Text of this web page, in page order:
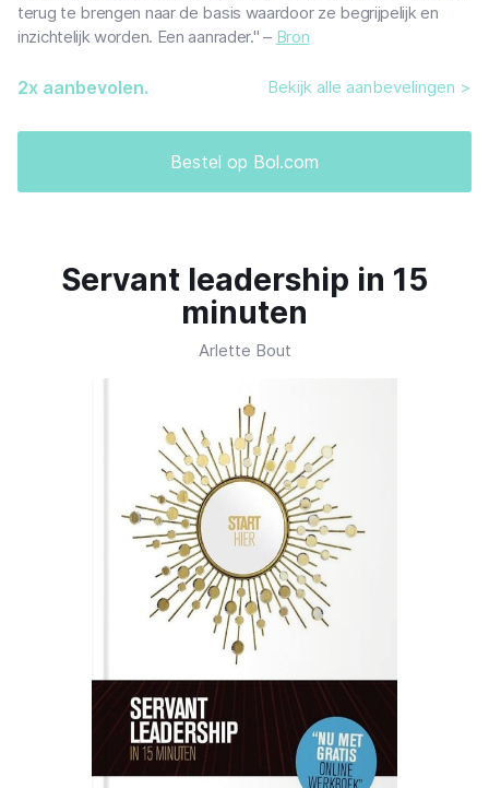
terug te brengen naar de basis waardoor ze begrijpelijk en
inzichtelijk worden. Een aanrader." – Bron
Bestel op Bol.com
2x aanbevolen. Bekijk alle aanbevelingen >
Servant leadership in 15
minuten
Arlette Bout